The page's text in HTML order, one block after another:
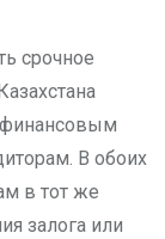
В обоих
в тот же
залога или